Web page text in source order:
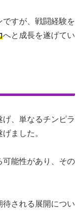
すが、戦闘経験を
へと成長を遂げてい
、単なるチンピラ
ました。
可能性があり、その
待される展開につい